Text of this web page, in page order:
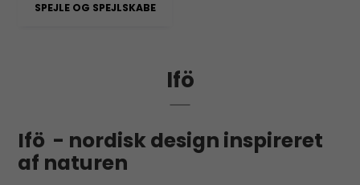
SPEJLE OG SPEJLSKABE
Ifö
Ifö - nordisk design inspireret
af naturen